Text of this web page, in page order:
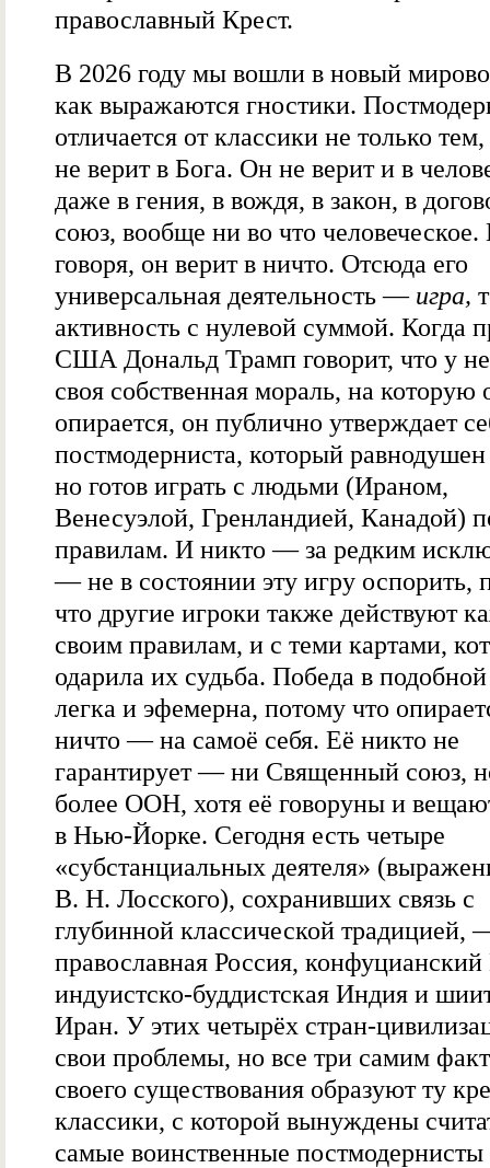
православный Крест.
В 2026 году мы вошли в новый
как выражаются гностики.
отличается от классики не только
не верит в Бога. Он не верит и в
даже в гения, в вождя, в закон, в
союз, вообще ни во что
говоря, он верит в ничто. Отсюда его
универсальная деятельность — игра,
активность с нулевой суммой. Когда
США Дональд Трамп говорит, что у
своя собственная мораль, на которую
опирается, он публично утверждает
постмодерниста, который равнодушен
но готов играть с людьми (Ираном,
Венесуэлой, Гренландией, Канадой)
правилам. И никто — за редким
— не в состоянии эту игру оспорить,
что другие игроки также действуют
своим правилам, и с теми картами,
одарила их судьба. Победа в
легка и эфемерна, потому что
ничто — на самоё себя. Её никто не
гарантирует — ни Священный союз,
более ООН, хотя её говоруны и
в Нью-Йорке. Сегодня есть четыре
«субстанциальных деятеля»
В. Н. Лосского), сохранивших связь с
глубинной классической традицией,
православная Россия,
индуистско-буддистская Индия и
Иран. У этих четырёх стран-
свои проблемы, но все три самим
своего существования образуют ту
классики, с которой вынуждены
самые воинственные постмодернисты